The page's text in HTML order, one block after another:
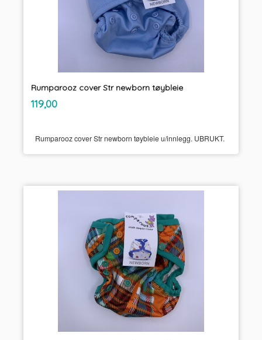
Rumparooz cover Str newborn tøybleie
Pris
119,00mva.
Rumparooz cover Str newborn tøybleie u/innlegg. UBRUKT.